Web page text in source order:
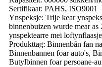
Sertifikaat: PAHS, ISO9001
Ynspeksje: Trije kear
binnenbuizen wurde mear
ynspektearre mei
Produkttag: Binnenbân fan
Binnenbannen foar auto's,
Butylbinnen foar persoane-